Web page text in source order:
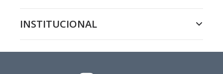
INSTITUCIONAL